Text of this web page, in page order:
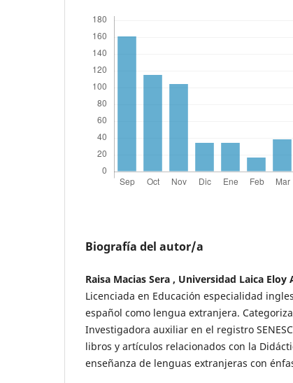
Biografía del autor/a
Raisa Macias Sera , Universidad Laica
Licenciada en Educación especialidad
español como lengua extranjera.
Investigadora auxiliar en el registro
libros y artículos relacionados con la
enseñanza de lenguas extranjeras con